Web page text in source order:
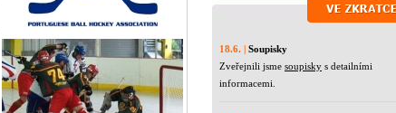
18.6. | Soupisky
Zveřejnili jsme soupisky s detailními
informacemi.